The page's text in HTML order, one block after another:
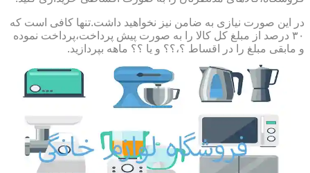
در این صورت نیازی به ضامن نیز نخواهید داشت.تنها کافی است که
۳۰ درصد از مبلغ کل کالا را به صورت پیش پرداخت،پرداخت نموده
و مابقی مبلغ را در اقساط ؟،؟؟ و یا ؟؟ ماهه بپردازید.